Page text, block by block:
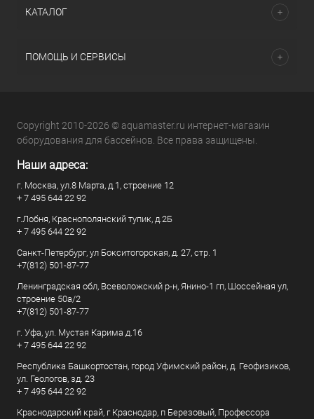
КАТАЛОГ
ПОМОЩЬ И СЕРВИСЫ
Copyright 2010-2026 © aquamaster.ru интернет-магазин
оборудования для бассейнов. Все права защищены.
Наши адреса:
г. Москва, ул.8 Марта, д.1, строение 12
+ 7 495 644 22 92
г.Лобня, Краснополянский тупик, д.2Б
+ 7 495 644 22 92
Санкт-Петербург, ул Бокситогорская, д. 27, стр. 1
+7(812) 501-87-77
Ленинградская обл, Всеволожский р-н, Янино-1 гп, Шоссейная ул,
строение 50а/2
+7(812) 501-87-77
г. Уфа, ул. Мустая Карима д.16
+ 7 495 644 22 92
Республика Башкортостан, город Уфимский район, д. Геофизиков,
ул. Геологов, зд. 23
+ 7 495 644 22 92
Краснодарский край, г Краснодар, п Березовый, Профессора